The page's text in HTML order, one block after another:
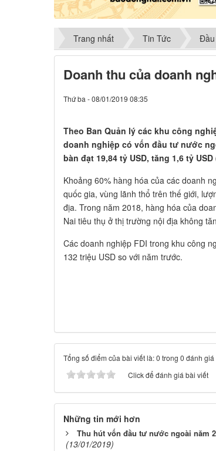
Trang nhất Tin Tức Đầu
​Doanh thu của doanh
Thứ ba - 08/01/2019 08:35
Theo Ban Quản lý các khu công
doanh nghiệp có vốn đầu tư nước
bàn đạt 19,84 tỷ USD, tăng 1,6 tỷ
Khoảng 60% hàng hóa của các doanh
quốc gia, vùng lãnh thổ trên thế giới,
địa. Trong năm 2018, hàng hóa của
Nai tiêu thụ ở thị trường nội địa không
Các doanh nghiệp FDI trong khu công
132 triệu USD so với năm trước.
Tổng số điểm của bài viết là: 0 trong 0 đánh giá
Click để đánh giá bài viết
Những tin mới hơn
Thu hút vốn đầu tư nước ngoài năm
(13/01/2019)